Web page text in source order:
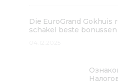
Die EuroGrand
schakel beste bonussen